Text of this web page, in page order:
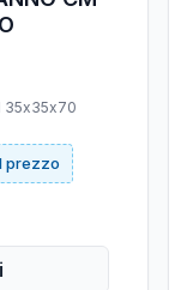
35x35x70
prezzo